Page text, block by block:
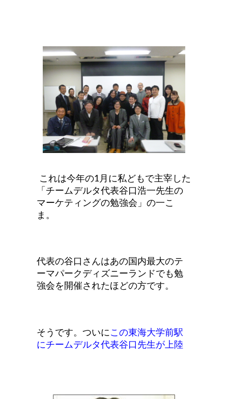
これは今年の1月に私どもで主宰した
「チームデルタ代表谷口浩一先生の
マーケティングの勉強会」の一こ
ま。
代表の谷口さんはあの国内最大のテ
ーマパークディズニーランドでも勉
強会を開催されたほどの方です。
そうです。ついに この東海大学前駅
にチームデルタ代表谷口先生が上陸